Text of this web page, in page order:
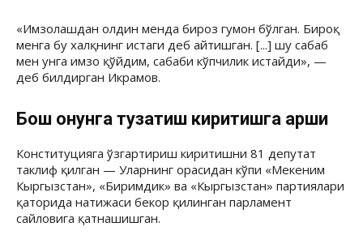
«Имзолашдан олдин менда бироз гумон бўлган. Бироқ
менга бу халқнинг истаги деб айтишган. [...] шу сабаб
мен унга имзо қўйдим, сабаби кўпчилик истайди», —
деб билдирган Икрамов.
Бош қонунга тузатиш киритишга қарши
Конституцияга ўзгартириш киритишни 81 депутат
таклиф қилган — Уларнинг орасидан кўпи «Мекеним
Кыргызстан», «Биримдик» ва «Кыргызстан» партиялари
қаторида натижаси бекор қилинган парламент
сайловига қатнашишган.